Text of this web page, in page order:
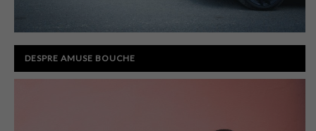
DESPRE AMUSE BOUCHE